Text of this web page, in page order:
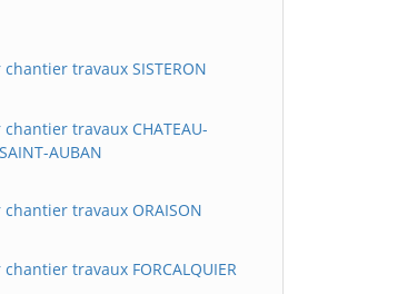
travaux SISTERON
travaux CHATEAU-
AUBAN
travaux ORAISON
travaux FORCALQUIER